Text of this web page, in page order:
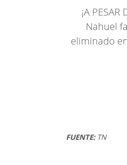
¡A
Nahuel
eliminado
FUENTE:TN